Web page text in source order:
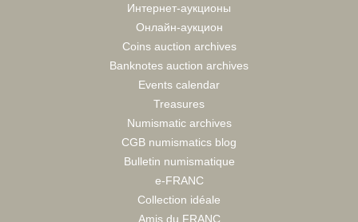
Интернет-аукционы
Онлайн-аукцион
Coins auction archives
Banknotes auction archives
Events calendar
Treasures
Numismatic archives
CGB numismatics blog
Bulletin numismatique
e-FRANC
Collection idéale
Amis du FRANC